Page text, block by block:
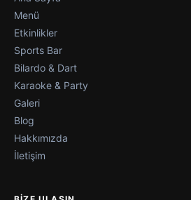
Menü
Etkinlikler
Sports Bar
Bilardo & Dart
Karaoke & Party
Galeri
Blog
Hakkımızda
İletişim